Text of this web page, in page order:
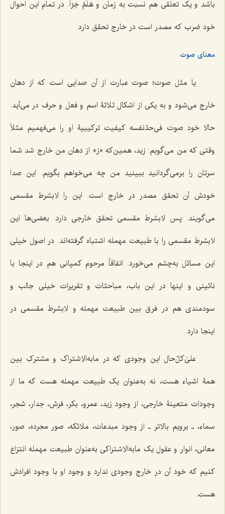
باشد و یک تعلقی هم نسبت به زمان و هَلُمَّ‌ جَرّاً. در تمام این احوال
خود ضرب که مصدر است در خارج تحقق دارد.
معنای صوت
یا مثل صوت؛ صوت عبارت از آن صدایی است که از دهان
خارج می‌شود و به یکی از اشکال ثلاثۀ اسم و فعل و حرف در می‌آید.
حالا خود صوت فی‌حدّ‌نفسه کیفیت ترکیبیۀ او را می‌فهمیم مثلاً
وقتی که من می‌گویم: زید، همین‌که «ز» از دهان من خارج شد شما
سرتان را برمی‌گردانید ببینید من چه می‌خواهم بگویم. این صدا
خودش آن تحقق مصدر در خارج است. این را لابشرط مقسمی
می‌گویند. پس لابشرط مقسمی تحقق خارجی دارد. بعضی‌ها این
لابشرط مقسمی را با طبیعت مهمله اشتباه گرفته‌اند. در اصول خیلی
این مسائل به‌چشم می‌خورد. اتفاقاً مرحوم کمپانی هم در اینجا با
نائینی و اینها در این باب، مباحثات و تقریرات خیلی جالب و
سودمندی هم در فرق بین طبیعت مهمله و لابشرط مقسمی در
اینجا دارد.
علیٰ‌کلّ‌حال این وجودی که در مابه‌الاِشتراک و مشترکِ بین
همۀ اشیاء هست، نه به‌عنوان یک طبیعت مهمله هست که ما از
وجودات متعینۀ خارجی، از وجود زید، عمرو، بکر، فرش، جدار، شجر،
سماء، ـ برویم بالاتر ـ از وجود مبدعات، ملائکه، صور مجرده، صور،
معانی، انوار و عقول یک مابه‌الاِشتراکی به‌عنوان طبیعت مهمله انتزاع
کنیم که خود آن در خارج وجودی ندارد و وجود او با وجود افرادش
هست.